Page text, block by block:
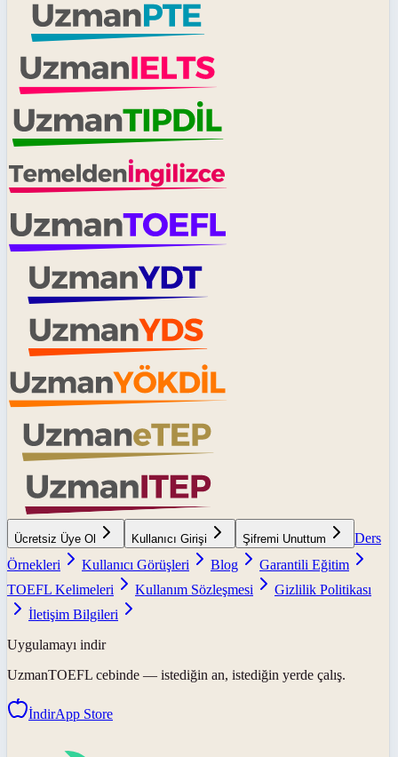
Ücretsiz Üye Ol Kullanıcı Girişi Şifremi Unuttum
Ders
Örnekleri
Kullanıcı Görüşleri Blog
Garantili Eğitim
TOEFL Kelimeleri
Kullanım Sözleşmesi
Gizlilik Politikası
İletişim Bilgileri
Uygulamayı indir
UzmanTOEFL cebinde — istediğin an, istediğin yerde çalış.
İndirApp Store